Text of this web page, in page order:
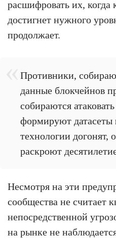
расшифровать их, когда
достигнет нужного
продолжает.
Противники,
данные блокчейнов
собираются
формируют датасеты
технологии догонят,
раскроют
Несмотря на эти
сообщества не считает
непосредственной
на рынке не